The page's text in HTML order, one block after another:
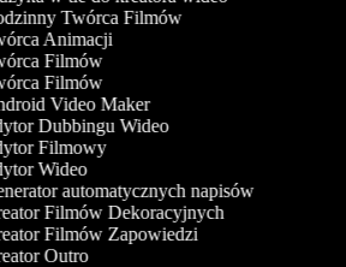
Twórca Filmów
Animacji
Filmów
Filmów
Video Maker
Dubbingu Wideo
Filmowy
Wideo
automatycznych napisów
Filmów Dekoracyjnych
Filmów Zapowiedzi
Outro